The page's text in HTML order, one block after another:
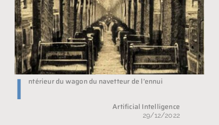
I ntérieur du wagon du navetteur de l’ennui
Artificial Intelligence
29/12/2022